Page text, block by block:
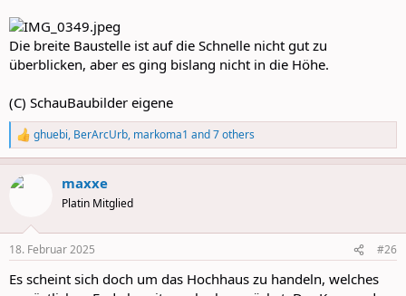
Die breite Baustelle ist auf die Schnelle nicht gut zu
überblicken, aber es ging bislang nicht in die Höhe.
(C) SchauBaubilder eigene
R
e
a
c
s
ghuebi, BerArcUrb, markoma1 and 7 others
maxxe
Platin Mitglied
18. Februar 2025 #26
Es scheint sich doch um das Hochhaus zu handeln, welches